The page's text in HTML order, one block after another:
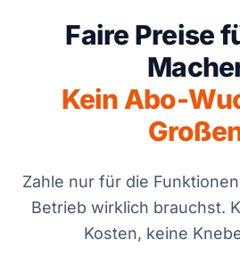
Faire Preise
Kein Abo-
Zahle nur für die
Betrieb wirklich brauchst.
Kosten, keine